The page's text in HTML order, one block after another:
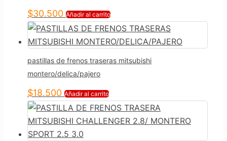
$30.500 Añadir al carrito
pastillas de frenos traseras mitsubishi
montero/delica/pajero
$18.500 Añadir al carrito